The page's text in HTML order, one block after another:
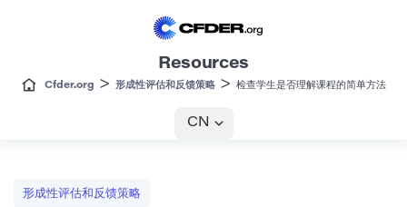
Resources
Cfder.org > 形成性评估和反馈策略> 检查学生是否理解课程的简单方法
CN
形成性评估和反馈策略